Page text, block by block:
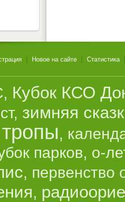
Новое на сайте Статистика
, Кубок КСО
, зимняя
,
парков, о-
, первенство
,